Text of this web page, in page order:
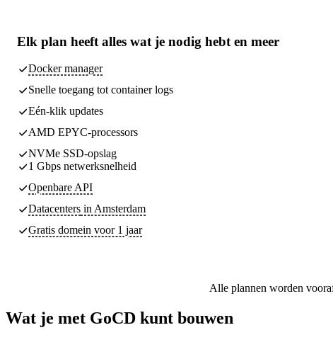
Elk plan heeft alles wat je nodig hebt en meer
Docker manager
Snelle toegang tot container logs
Eén-klik updates
AMD EPYC-processors
NVMe SSD-opslag
1 Gbps netwerksnelheid
Openbare API
Datacenters in Amsterdam
Gratis domein voor 1 jaar
Alle plannen worden
Wat je met GoCD kunt bouwen